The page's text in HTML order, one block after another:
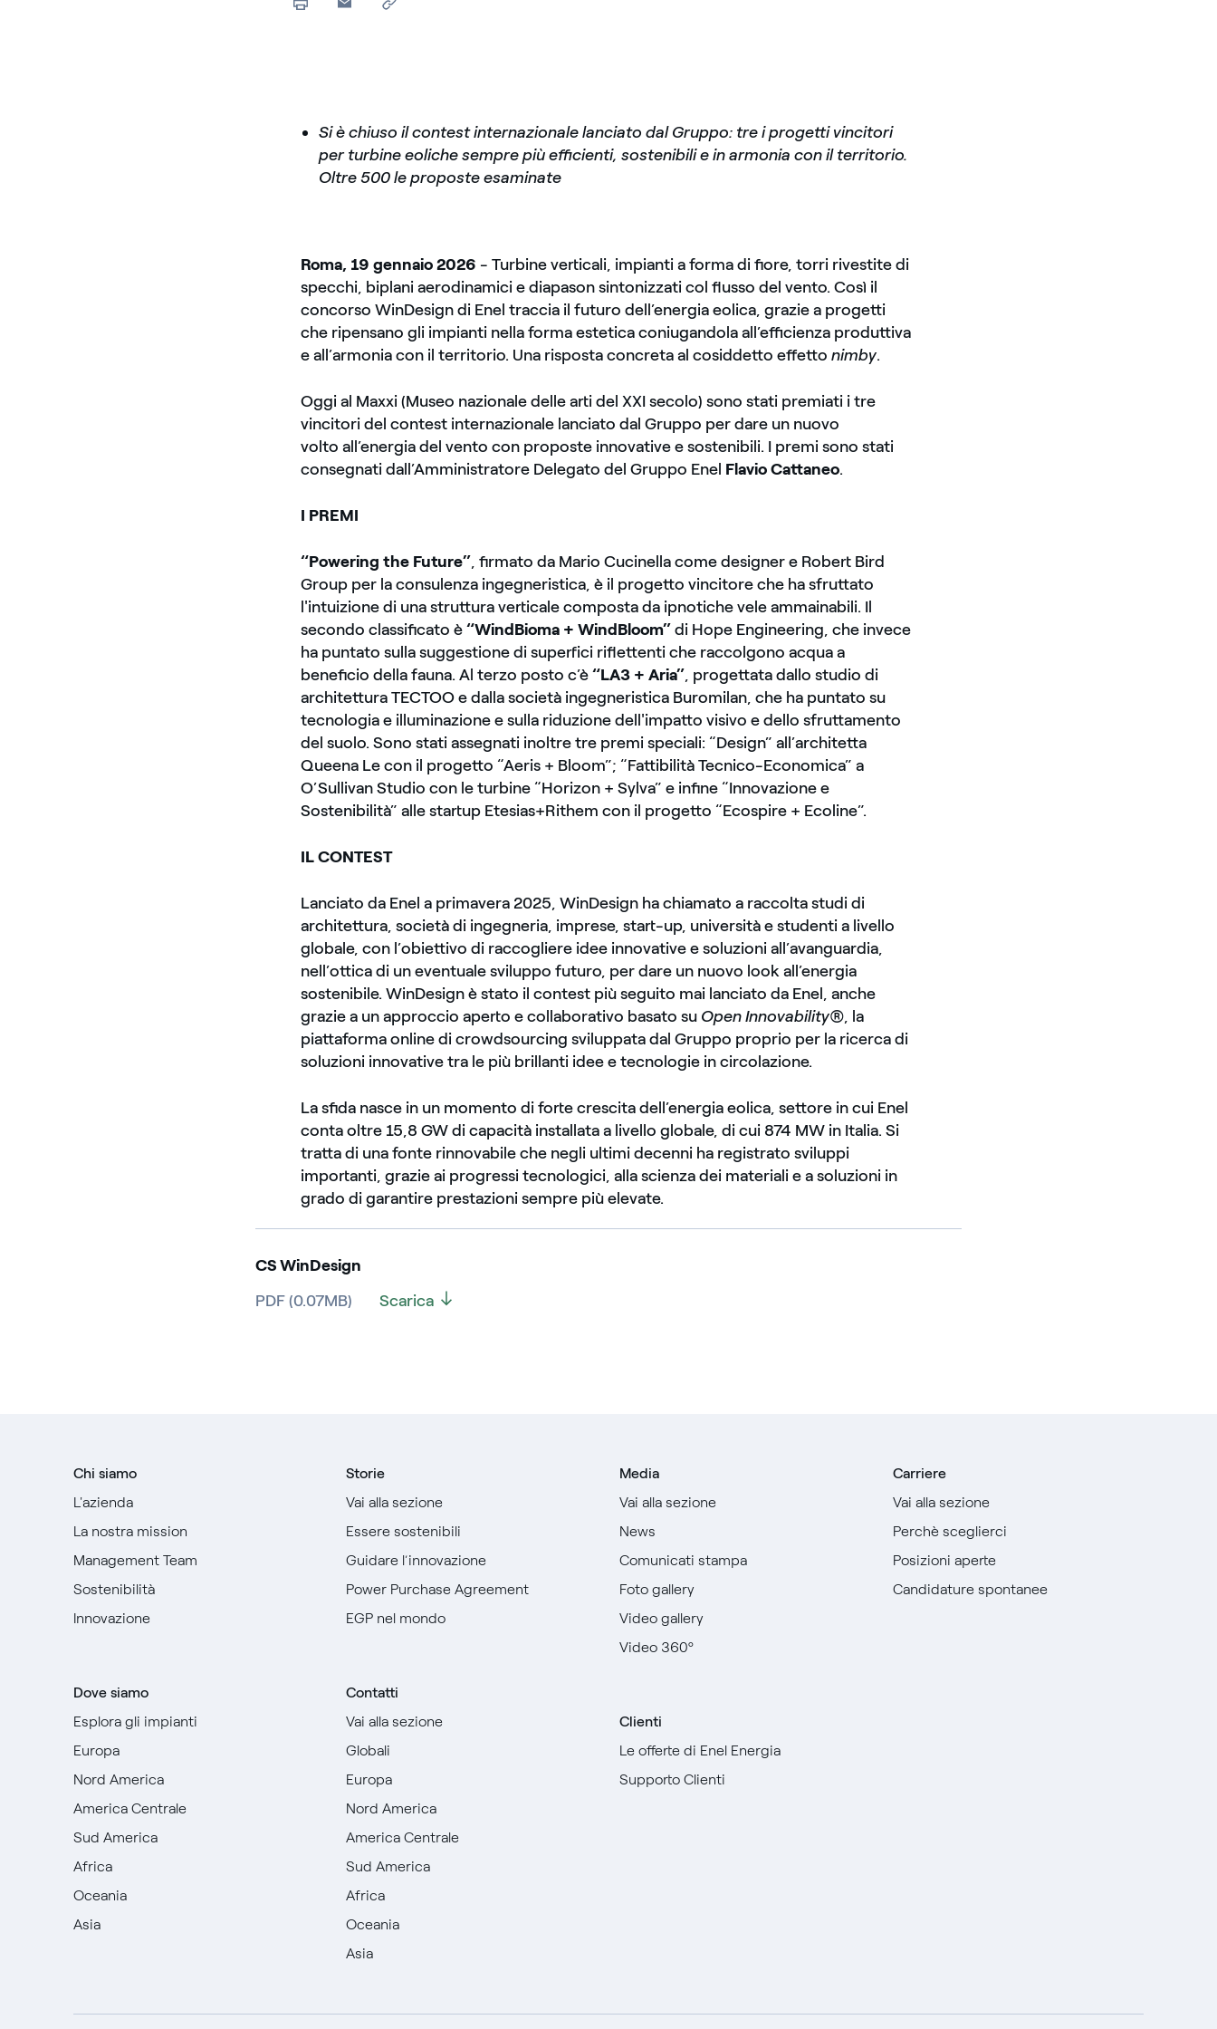
Si è chiuso il contest internazionale lanciato dal Gruppo: tre i progetti vincitori
per turbine eoliche sempre più efficienti, sostenibili e in armonia con il territorio.
Oltre 500 le proposte esaminate
Roma, 19 gennaio 2026 - Turbine verticali, impianti a forma di fiore, torri rivestite di
specchi, biplani aerodinamici e diapason sintonizzati col flusso del vento. Così il
concorso WinDesign di Enel traccia il futuro dell’energia eolica, grazie a progetti
che ripensano gli impianti nella forma estetica coniugandola all’efficienza produttiva
e all’armonia con il territorio. Una risposta concreta al cosiddetto effettonimby.
Oggi al Maxxi (Museo nazionale delle arti del XXI secolo) sono stati premiati i tre
vincitori del contest internazionale lanciato dal Gruppo per dare un nuovo
volto all’energia del vento con proposte innovative e sostenibili. I premi sono stati
consegnati dall’Amministratore Delegato del Gruppo Enel Flavio Cattaneo.
I PREMI
“Powering the Future”, firmato da Mario Cucinella come designer e Robert Bird
Group per la consulenza ingegneristica, è il progetto vincitore che ha sfruttato
l'intuizione di una struttura verticale composta da ipnotiche vele ammainabili. Il
secondo classificato è“WindBioma + WindBloom”di Hope Engineering, che invece
ha puntato sulla suggestione di superfici riflettenti che raccolgono acqua a
beneficio della fauna. Al terzo posto c’è“LA3 + Aria”, progettata dallo studio di
architettura TECTOO e dalla società ingegneristica Buromilan, che ha puntato su
tecnologia e illuminazione e sulla riduzione dell'impatto visivo e dello sfruttamento
del suolo. Sono stati assegnati inoltre tre premi speciali: “Design” all’architetta
Queena Le con il progetto “Aeris + Bloom”; “Fattibilità Tecnico-Economica” a
O’Sullivan Studio con le turbine “Horizon + Sylva” e infine “Innovazione e
Sostenibilità” alle startup Etesias+Rithem con il progetto “Ecospire + Ecoline”.
IL CONTEST
Lanciato da Enel a primavera 2025, WinDesign ha chiamato a raccolta studi di
architettura, società di ingegneria, imprese, start-up, università e studenti a livello
globale, con l’obiettivo di raccogliere idee innovative e soluzioni all’avanguardia,
nell’ottica di un eventuale sviluppo futuro, per dare un nuovo look all’energia
sostenibile. WinDesign è stato il contest più seguito mai lanciato da Enel, anche
grazie a un approccio aperto e collaborativo basato su Open Innovability®, la
piattaforma online di crowdsourcing sviluppata dal Gruppo proprio per la ricerca di
soluzioni innovative tra le più brillanti idee e tecnologie in circolazione.
La sfida nasce in un momento di forte crescita dell’energia eolica, settore in cui Enel
conta oltre 15,8 GW di capacità installata a livello globale, di cui 874 MW in Italia. Si
tratta di una fonte rinnovabile che negli ultimi decenni ha registrato sviluppi
importanti, grazie ai progressi tecnologici, alla scienza dei materiali e a soluzioni in
grado di garantire prestazioni sempre più elevate.
CS WinDesign
PDF (0.07MB)
Scarica
Chi siamo
L'azienda
La nostra mission
Management Team
Sostenibilità
Innovazione
Dove siamo
Esplora gli impianti
Europa
Nord America
America Centrale
Sud America
Africa
Oceania
Asia
Storie
Vai alla sezione
Essere sostenibili
Guidare l’innovazione
Power Purchase Agreement
EGP nel mondo
Contatti
Vai alla sezione
Globali
Europa
Nord America
America Centrale
Sud America
Africa
Oceania
Asia
Media
Vai alla sezione
News
Comunicati stampa
Foto gallery
Video gallery
Video 360º
Clienti
Le offerte di Enel Energia
Supporto Clienti
Carriere
Vai alla sezione
Perchè sceglierci
Posizioni aperte
Candidature spontanee